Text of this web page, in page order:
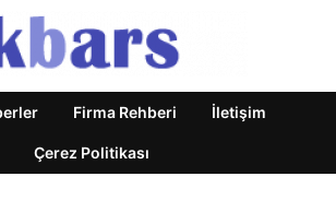
Firma Rehberi İletişim
Çerez Politikası